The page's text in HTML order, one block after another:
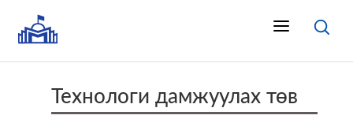
Технологи дамжуулах төв